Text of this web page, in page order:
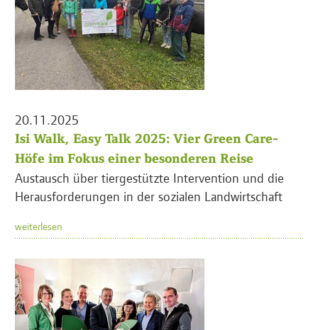
20.11.2025
Isi Walk, Easy Talk 2025: Vier Green Care-
Höfe im Fokus einer besonderen Reise
Austausch über tiergestützte Intervention und die
Herausforderungen in der sozialen Landwirtschaft
weiterlesen